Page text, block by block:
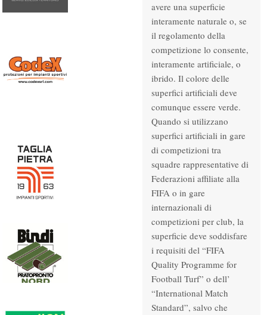
avere una superficie
interamente naturale o, se
il regolamento della
competizione lo consente,
interamente artificiale, o
ibrido. Il colore delle
superfici artificiali deve
comunque essere verde.
Quando si utilizzano
superfici artificiali in gare
di competizioni tra
squadre rappresentative di
Federazioni affiliate alla
FIFA o in gare
internazionali di
competizioni per club, la
superficie deve soddisfare
i requisiti del “FIFA
Quality Programme for
Football Turf” o dell’
“International Match
Standard”, salvo che